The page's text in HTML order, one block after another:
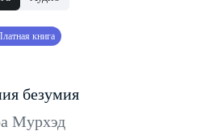
книга
безумия
Мурхэд